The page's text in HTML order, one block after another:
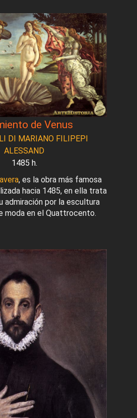
de Venus
DI MARIANO FILIPEPI
ALESSAND
1485 h.
, es la obra más famosa
hacia 1485, en ella trata
admiración por la escultura
moda en el Quattrocento.